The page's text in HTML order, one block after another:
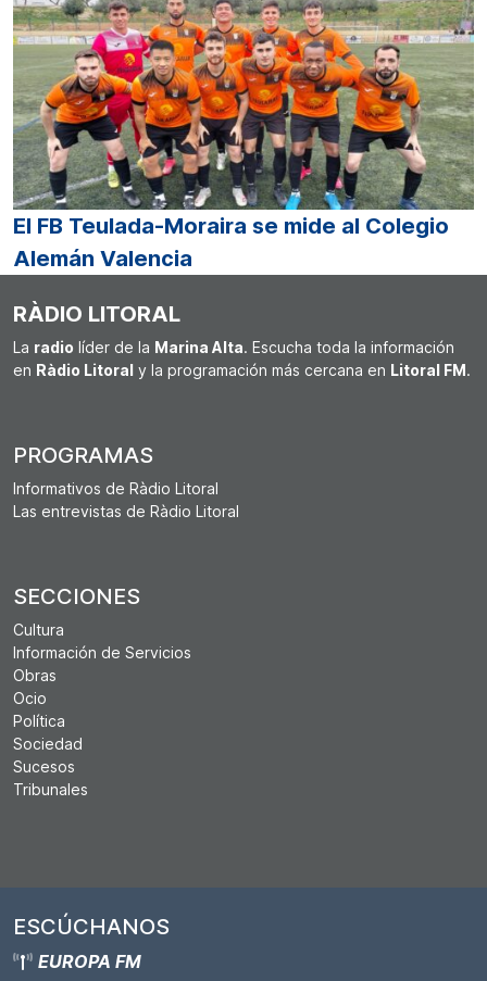
El FB Teulada-Moraira se mide al Colegio
Alemán Valencia
RÀDIO LITORAL
La radio líder de la Marina Alta. Escucha toda la información
en Ràdio Litoral y la programación más cercana en Litoral FM.
PROGRAMAS
Informativos de Ràdio Litoral
Las entrevistas de Ràdio Litoral
SECCIONES
Cultura
Información de Servicios
Obras
Ocio
Política
Sociedad
Sucesos
Tribunales
ESCÚCHANOS
EUROPA FM